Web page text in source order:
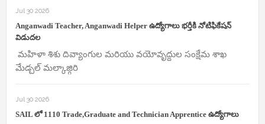
Jul 30 2026
Anganwadi Teacher, Anganwadi Helper ఉద్యోగాలు భర్తీకి నోటిఫికేషన్
విడుదల
మహిళా శిశు దివ్యాంగుల మరియు వయోవృద్దుల సంక్షేమ శాఖ
మేడ్చల్ మల్కాజ్గిరి
Jul 30 2026
SAIL లో 1110 Trade,Graduate and Technician Apprentice ఉద్యోగాలు